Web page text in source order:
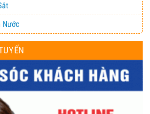
Nước